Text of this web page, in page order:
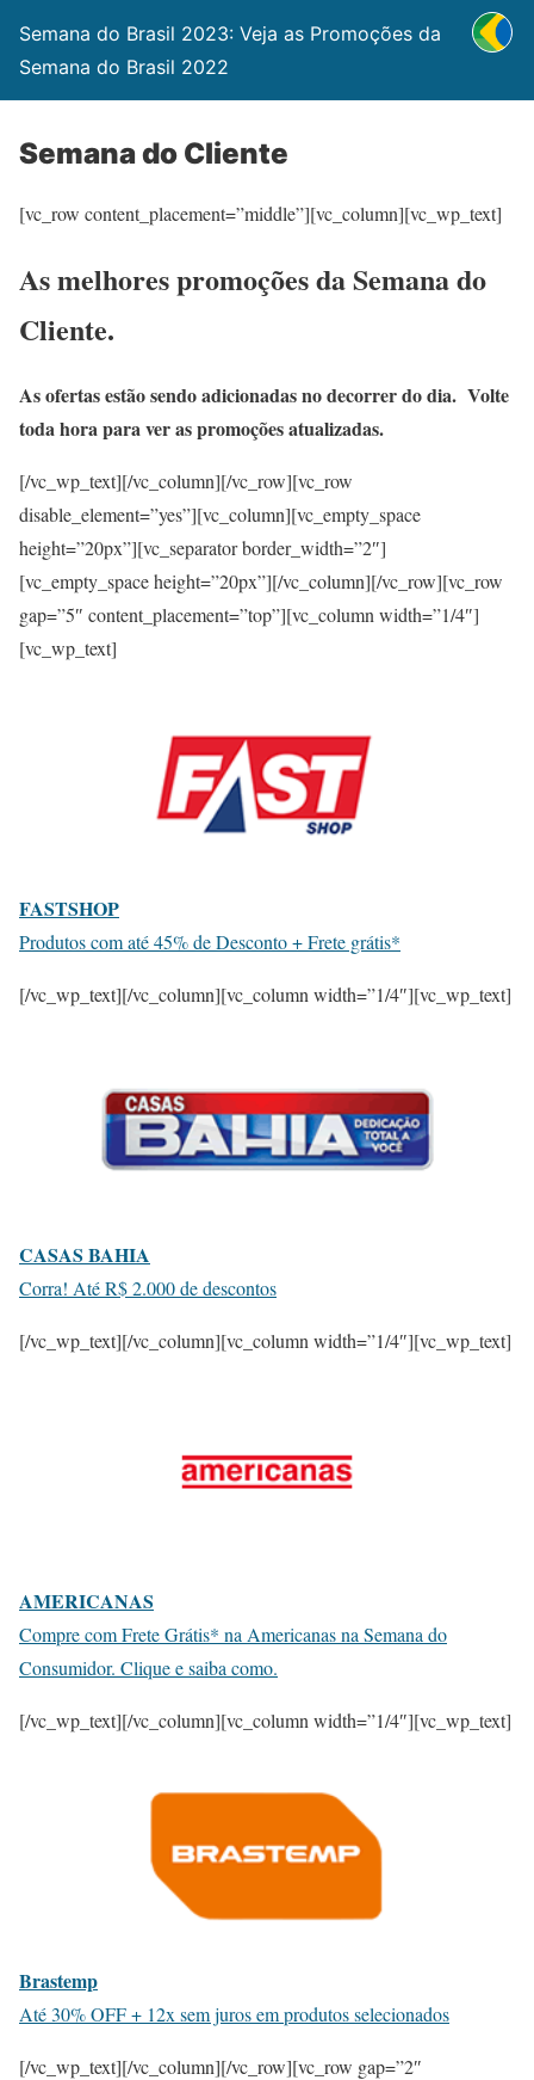
Semana do Brasil 2023: Veja as Promoções da
Semana do Brasil 2022
Semana do Cliente
[vc_row content_placement=”middle”][vc_column][vc_wp_text]
As melhores promoções da Semana do
Cliente.
As ofertas estão sendo adicionadas no decorrer do dia. Volte
toda hora para ver as promoções atualizadas.
[/vc_wp_text][/vc_column][/vc_row][vc_row
disable_element=”yes”][vc_column][vc_empty_space
height=”20px”][vc_separator border_width=”2″]
[vc_empty_space height=”20px”][/vc_column][/vc_row][vc_row
gap=”5″ content_placement=”top”][vc_column width=”1/4″]
[vc_wp_text]
FASTSHOP
Produtos com até 45% de Desconto + Frete grátis*
[/vc_wp_text][/vc_column][vc_column width=”1/4″][vc_wp_text]
CASAS BAHIA
Corra! Até R$ 2.000 de descontos
[/vc_wp_text][/vc_column][vc_column width=”1/4″][vc_wp_text]
AMERICANAS
Compre com Frete Grátis* na Americanas na Semana do
Consumidor. Clique e saiba como.
[/vc_wp_text][/vc_column][vc_column width=”1/4″][vc_wp_text]
Brastemp
Até 30% OFF + 12x sem juros em produtos selecionados
[/vc_wp_text][/vc_column][/vc_row][vc_row gap=”2″